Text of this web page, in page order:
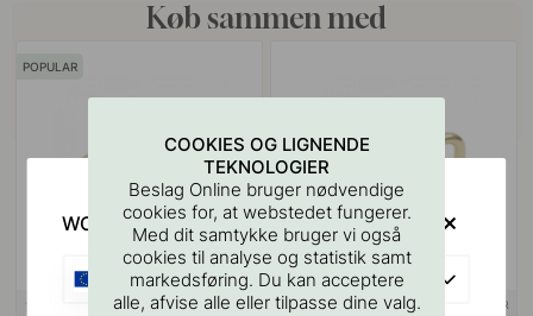
Køb sammen med
POPULAR
53 + LÆNGDER 1 + LÆNGDER
COOKIES OG LIGNENDE
TEKNOLOGIER
Beslag Online bruger nødvendige
cookies for, at webstedet fungerer.
Med dit samtykke bruger vi også
cookies til analyse og statistik samt
markedsføring. Du kan acceptere
alle, afvise alle eller tilpasse dine valg.
WOULD YOU RATHER VISIT?
EU